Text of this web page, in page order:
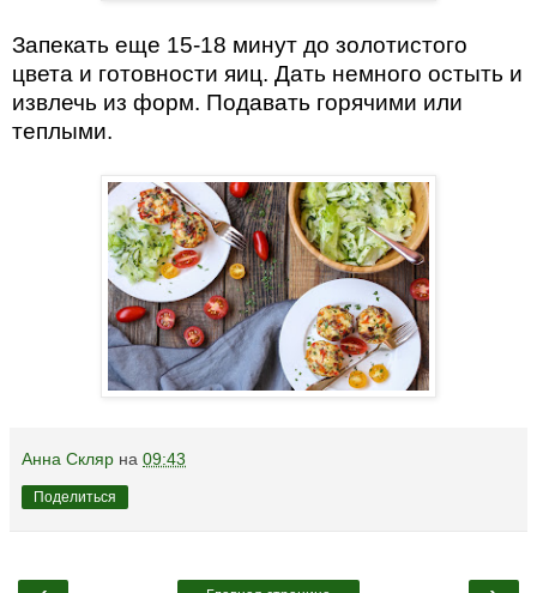
Запекать еще 15-18 минут до золотистого
цвета и готовности яиц. Дать немного остыть и
извлечь из форм. Подавать горячими или
теплыми.
Анна Скляр на 09:43
Поделиться